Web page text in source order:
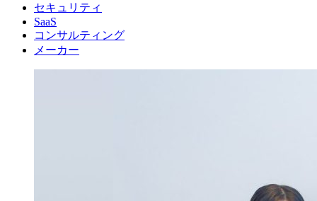
セキュリティ
SaaS
コンサルティング
メーカー